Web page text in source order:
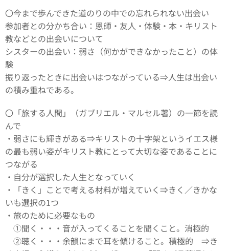
〇今まで歩んできた道のりの中での忘れられない出会い
参加者との分かち合い：恩師・友人・体験・本・キリスト
教などとの出会いについて
シスターの出会い：弱さ（何かができなかったこと）の体
験
振り返ったときに出会いはつながっている⇒人生は出会い
の積み重ねである。
〇「旅する人間」（ガブリエル・マルセル著）の一節を読
んで
・弱さにも輝きがある⇒キリストの十字架というイエス様
の最も弱い姿がキリスト教にとって大切な姿であることに
つながる
・自分が選択した人生となっていく
・「きく」ことで考える材料が増えていく⇒きく／きかな
いも選択の1つ
・旅のために必要なもの
①聞く・・・音が入ってくることを聞くこと。消極的
②聴く・・・余韻にまで耳を傾けること。積極的 ⇒き